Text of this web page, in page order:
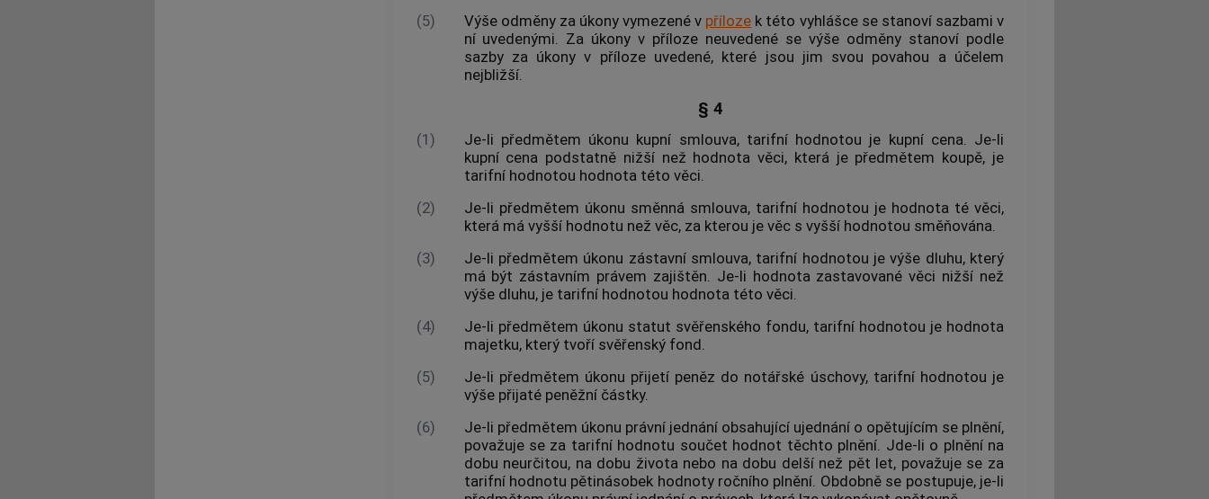
(5)
Výše odměny za úkony vymezené v příloze k této vyhlášce se stanoví sazbami v
ní uvedenými. Za úkony v příloze neuvedené se výše odměny stanoví podle
sazby za úkony v příloze uvedené, které jsou jim svou povahou a účelem
nejbližší.
§ 4
(1)
Je-li předmětem úkonu kupní smlouva, tarifní hodnotou je kupní cena. Je-li
kupní cena podstatně nižší než hodnota věci, která je předmětem koupě, je
tarifní hodnotou hodnota této věci.
(2)
Je-li předmětem úkonu směnná smlouva, tarifní hodnotou je hodnota té věci,
která má vyšší hodnotu než věc, za kterou je věc s vyšší hodnotou směňována.
(3)
Je-li předmětem úkonu zástavní smlouva, tarifní hodnotou je výše dluhu, který
má být zástavním právem zajištěn. Je-li hodnota zastavované věci nižší než
výše dluhu, je tarifní hodnotou hodnota této věci.
(4)
Je-li předmětem úkonu statut svěřenského fondu, tarifní hodnotou je hodnota
majetku, který tvoří svěřenský fond.
(5)
Je-li předmětem úkonu přijetí peněz do notářské úschovy, tarifní hodnotou je
výše přijaté peněžní částky.
(6)
Je-li předmětem úkonu právní jednání obsahující ujednání o opětujícím se plnění,
považuje se za tarifní hodnotu součet hodnot těchto plnění. Jde-li o plnění na
dobu neurčitou, na dobu života nebo na dobu delší než pět let, považuje se za
tarifní hodnotu pětinásobek hodnoty ročního plnění. Obdobně se postupuje, je-li